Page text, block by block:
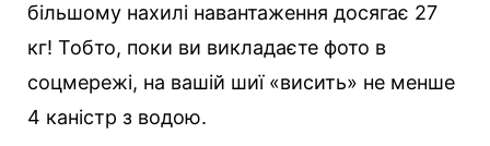
більшому нахилі навантаження досягає 27
кг! Тобто, поки ви викладаєте фото в
соцмережі, на вашій шиї «висить» не менше
4 каністр з водою.